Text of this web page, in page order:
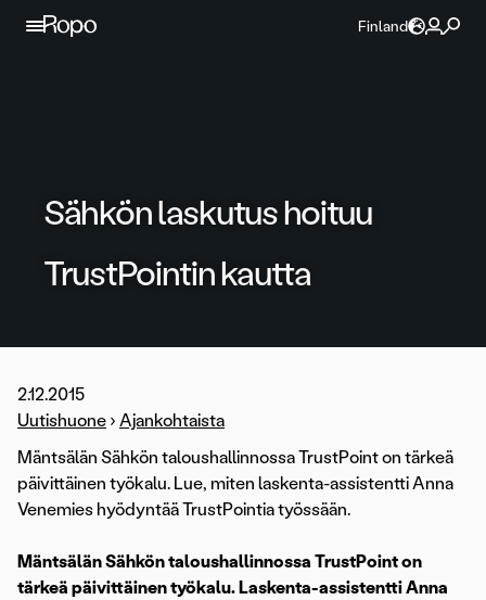
Jatka sisältöön
Finland
Sähkön laskutus hoituu
TrustPointin kautta
2.12.2015
Uutishuone › Ajankohtaista
Mäntsälän Sähkön taloushallinnossa TrustPoint on tärkeä
päivittäinen työkalu. Lue, miten laskenta-assistentti Anna
Venemies hyödyntää TrustPointia työssään.
Mäntsälän Sähkön taloushallinnossa TrustPoint on
tärkeä päivittäinen työkalu. Laskenta-assistentti Anna